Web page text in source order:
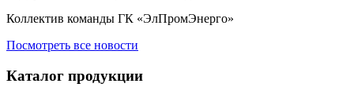
Коллектив команды ГК «ЭлПромЭнерго»
Посмотреть все новости
Каталог продукции